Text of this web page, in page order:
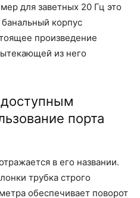
для заветных 20 Гц это
корпус
произведение
из него
доступным
порта
в его названии.
трубка строго
обеспечивает поворот